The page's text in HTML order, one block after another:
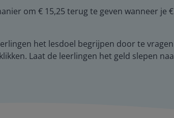
om € 15,25 terug te geven wanneer je
het lesdoel begrijpen door te
Laat de leerlingen het geld slepen